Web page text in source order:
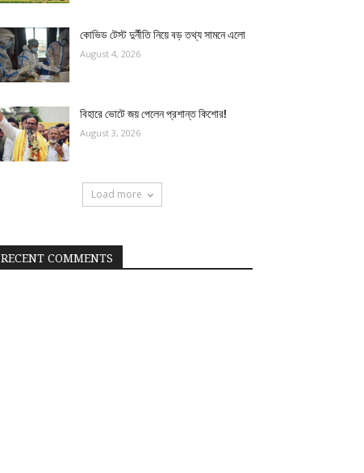
কোভিড টেস্ট দুর্নীতি নিয়ে বড় তথ্য সামনে এলো
August 4, 2026
বিহারে ভোটে জয় পেলেন প্রশান্ত কিশোর!
August 3, 2026
Load more
RECENT COMMENTS